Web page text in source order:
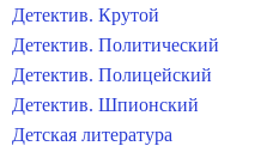
Детектив. Крутой
Детектив. Политический
Детектив. Полицейский
Детектив. Шпионский
Детская литература